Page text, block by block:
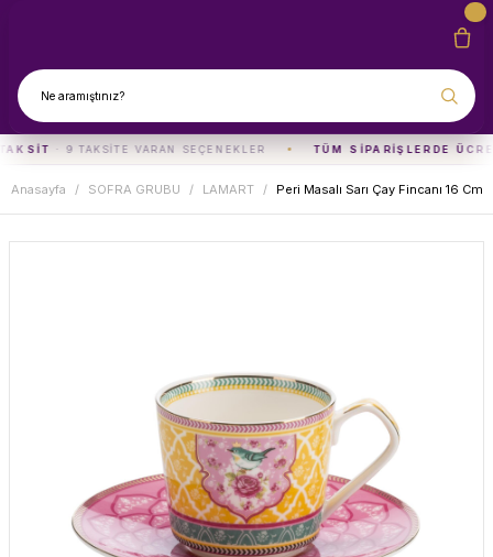
· 9 TAKSITE VARAN SEÇENEKLER TÜM SIPARIŞLERDE
Anasayfa SOFRA GRUBU LAMART Peri Masalı Sarı Çay Fincanı 16 Cm